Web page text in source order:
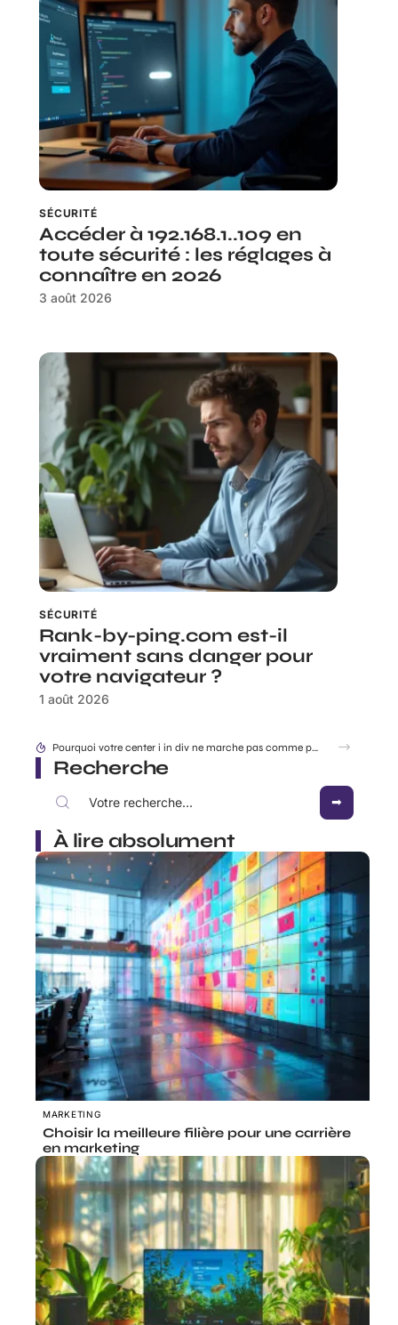
SÉCURITÉ
Accéder à 192.168.1..109 en
toute sécurité : les réglages à
connaître en 2026
3 août 2026
SÉCURITÉ
Rank-by-ping.com est-il
vraiment sans danger pour
votre navigateur ?
1 août 2026
Accéder à 192.168.1..109 en toute sécurité : les réglages à connaître en 2026
Recherche
À lire absolument
MARKETING
Choisir la meilleure filière pour une carrière
en marketing